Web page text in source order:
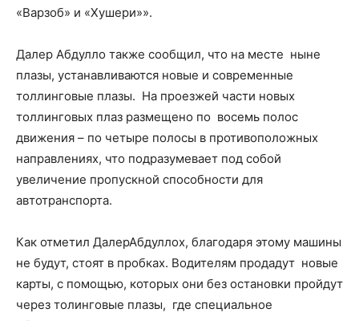
«Варзоб» и «Хушери»».
Далер Абдулло также сообщил, что на месте ныне
плазы, устанавливаются новые и современные
толлинговые плазы. На проезжей части новых
толлинговых плаз размещено по восемь полос
движения – по четыре полосы в противоположных
направлениях, что подразумевает под собой
увеличение пропускной способности для
автотранспорта.
Как отметил ДалерАбдуллох, благодаря этому машины
не будут, стоят в пробках. Водителям продадут новые
карты, с помощью, которых они без остановки пройдут
через толинговые плазы, где специальное